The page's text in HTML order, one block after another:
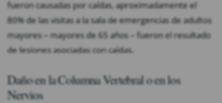
fueron causadas por caídas, aproximadamente el
80% de las visitas a la sala de emergencias de adultos
mayores – mayores de 65 años – fueron el resultado
de lesiones asociadas con caídas.
Daño en la Columna Vertebral o en los
Nervios